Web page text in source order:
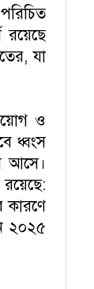
রয়েছে
যা
ও
ধ্বংস
আসে।
কারণে
২০২৫